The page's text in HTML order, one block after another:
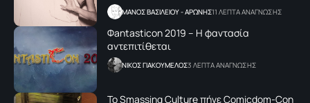
ΜΑΝΟΣ ΒΑΣΙΛΕΙΟΥ - ΑΡΩΝΗΣ11 ΛΕΠΤΑ ΑΝΑΓΝΩΣΗΣ
Φantasticon 2019 – Η φαντασία
αντεπιτίθεται
NΙΚΟΣ ΓΙΑΚΟΥΜΕΛΟΣ3 ΛΕΠΤΑ ΑΝΑΓΝΩΣΗΣ
Το Smassing Culture πήγε Comicdom-Con